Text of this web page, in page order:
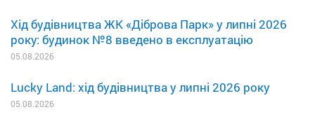
Хід будівництва ЖК «Діброва Парк» у липні 2026
року: будинок №8 введено в експлуатацію
05.08.2026
Lucky Land: хід будівництва у липні 2026 року
05.08.2026